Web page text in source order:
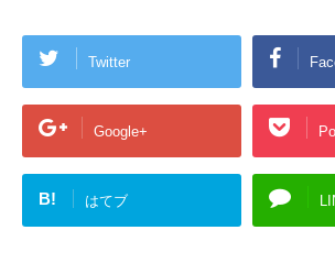
Twitter
Google+
B! はてブ